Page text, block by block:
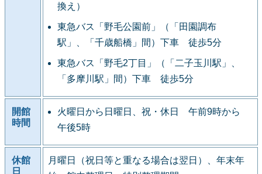
換え）
東急バス「野毛公園前」（「田園調布
駅」、「千歳船橋」間）下車 徒歩5分
東急バス「野毛2丁目」（「二子玉川駅」、
「多摩川駅」間）下車 徒歩5分
開館
時間
火曜日から日曜日、祝・休日 午前9時から
午後5時
休館
日
月曜日（祝日等と重なる場合は翌日）、年末年